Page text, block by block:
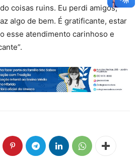
coisas ruins. Eu perdi amigos,
algo de bem. É gratificante, estar
esse atendimento carinhoso e